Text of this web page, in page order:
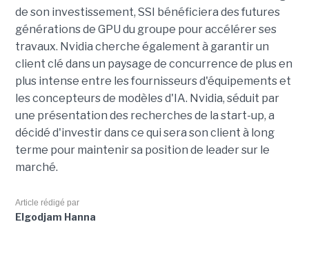
de son investissement, SSI bénéficiera des futures
générations de GPU du groupe pour accélérer ses
travaux. Nvidia cherche également à garantir un
client clé dans un paysage de concurrence de plus en
plus intense entre les fournisseurs d'équipements et
les concepteurs de modèles d'IA. Nvidia, séduit par
une présentation des recherches de la start-up, a
décidé d'investir dans ce qui sera son client à long
terme pour maintenir sa position de leader sur le
marché.
Article rédigé par
Elgodjam Hanna